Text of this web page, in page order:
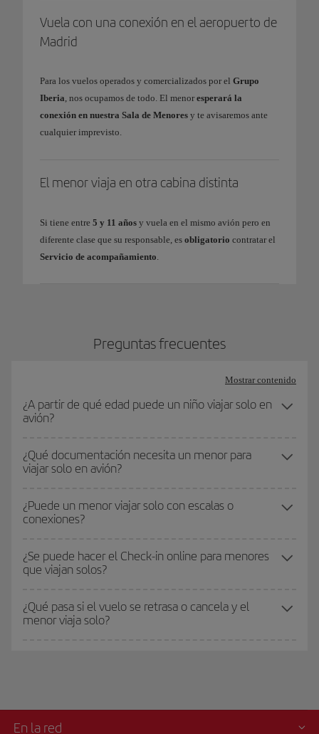
Vuela con una conexión en el aeropuerto de
Madrid
Para los vuelos operados y comercializados por el Grupo
Iberia , nos ocupamos de todo. El menor esperará la
conexión en nuestra Sala de Menores y te avisaremos ante
cualquier imprevisto.
El menor viaja en otra cabina distinta
Si tiene entre 5 y 11 años y vuela en el mismo avión pero en
diferente clase que su responsable, es obligatorio contratar el
Servicio de acompañamiento
Preguntas frecuentes
Mostrar contenido
¿A partir de qué edad puede un niño viajar solo en
avión?
¿Qué documentación necesita un menor para
viajar solo en avión?
¿Puede un menor viajar solo con escalas o
conexiones?
¿Se puede hacer el Check-in online para menores
que viajan solos?
¿Qué pasa si el vuelo se retrasa o cancela y el
menor viaja solo?
En la red